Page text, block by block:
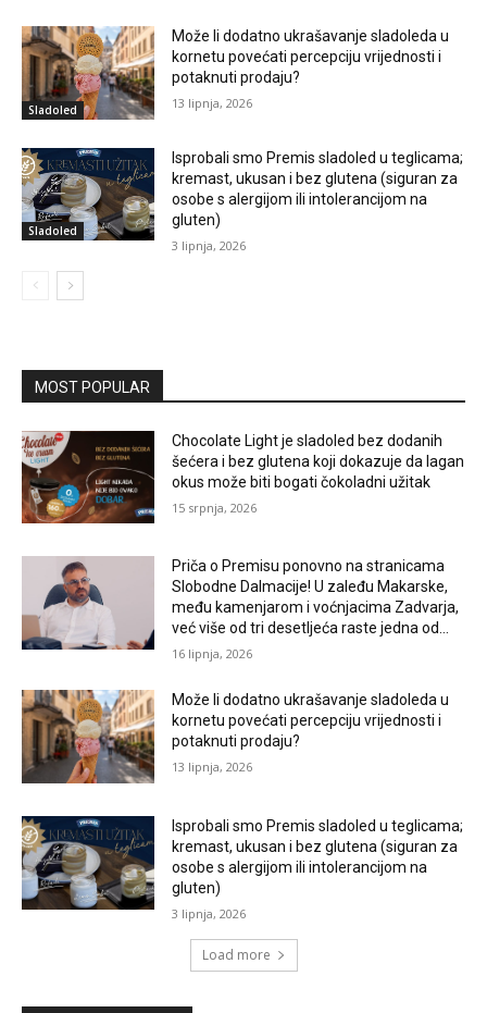
Sladoled
Može li dodatno ukrašavanje sladoleda u
kornetu povećati percepciju vrijednosti i
potaknuti prodaju?
13 lipnja, 2026
Sladoled
Isprobali smo Premis sladoled u teglicama;
kremast, ukusan i bez glutena (siguran za
osobe s alergijom ili intolerancijom na
gluten)
3 lipnja, 2026
MOST POPULAR
Chocolate Light je sladoled bez dodanih
šećera i bez glutena koji dokazuje da lagan
okus može biti bogati čokoladni užitak
15 srpnja, 2026
Priča o Premisu ponovno na stranicama
Slobodne Dalmacije! U zaleđu Makarske,
među kamenjarom i voćnjacima Zadvarja,
već više od tri desetljeća raste jedna od...
16 lipnja, 2026
Može li dodatno ukrašavanje sladoleda u
kornetu povećati percepciju vrijednosti i
potaknuti prodaju?
13 lipnja, 2026
Isprobali smo Premis sladoled u teglicama;
kremast, ukusan i bez glutena (siguran za
osobe s alergijom ili intolerancijom na
gluten)
3 lipnja, 2026
Load more